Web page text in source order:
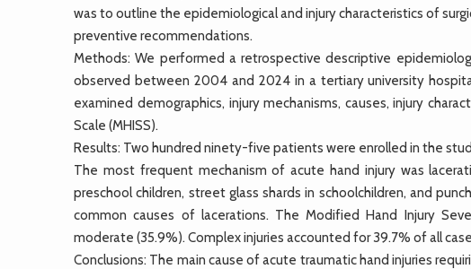
was to outline the epidemiological and injury characteristics of
preventive recommendations.
Methods: We performed a retrospective descriptive
observed between 2004 and 2024 in a tertiary university
examined demographics, injury mechanisms, causes, injury
Scale (MHISS).
Results: Two hundred ninety-five patients were enrolled in the
The most frequent mechanism of acute hand injury was
preschool children, street glass shards in schoolchildren, and
common causes of lacerations. The Modified Hand Injury
moderate (35.9%). Complex injuries accounted for 39.7% of all
Conclusions: The main cause of acute traumatic hand injuries